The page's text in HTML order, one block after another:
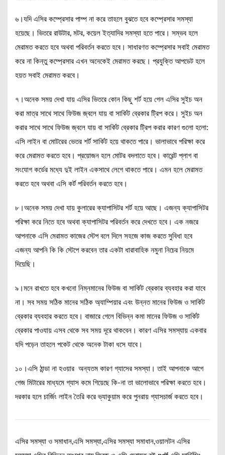
৬।যদি এসির কম্প্রেসার পাম্প না করে তাহলে বুঝতে হবে কম্প্রেসার সমস্যা
হয়েছে। ভিতরে রাউটার, মটর, কয়েল ইত্যাদির সমস্যা হতে পারে। সম্ভব হলে
মেরামত করতে হবে অথবা পরিবর্তন করতে হবে। সাধারণত কম্প্রেসার সবাই মেরামত
করে না কিন্তু কম্প্রেসার এখন অনেকেই মেরামত করছে। প্রযুক্তি আপডেট হলে
হয়ত সবাই মেরামত করবে।
৭।অনেক সময় দেখা যায় এসির ভিতরে কোন কিছু শর্ট হয়ে গেল এসির সুইচ অন
করা মাত্র সাথে সাথে ফিউজ জ্বলে যায় বা সার্কিট ব্রেকার ট্রিপ করে। সুইচ অন
করার সাথে সাথে ফিউজ জ্বলে যায় বা সার্কিট ব্রেকার ট্রিপ করার কারণ গুলো হলো:
এসি লাইন বা মোটরের ভেতর শর্ট সার্কিট হয়ে থাকতে পারে। ভালাভাবে পরিক্ষা করে
করে মেরামত করতে হবে। প্রয়োজন হলে মোটর বদলাতে হবে। কারেন্ট প্লাগ বা
সংযোগ কর্ডের মধ্যে দুই লাইন একসাথে লেগে থাকতে পারে। এমন হলে মেরামত
করতে হবে অথবা এসি কর্ট পরিবর্তন করতে হবে।
৮।অনেক সময় দেখা যায় কুলারের ক্যাপাসিটর শর্ট হয়ে আছে। এজন্য ক্যাপাসিটর
পরিক্ষা করে নিতে হবে অথবা ক্যাপাসিটর পরিবর্তন করে দেখতে হবে। এক নজরে
আপনাকে এসি মেরামত কাজের স্টেপ বলে দিলে সহজে কাজ করতে সুবিধা হবে
এজন্য আপনি কি কি স্টেপে করবেন তার একটা ধারাবাহিক নমুনা নিচের নিয়মে
দিয়েছি।
৯।মনে রাখতে হবে কখনো নিম্নমানের ফিউজ বা সার্কিট ব্রেকার ব্যবহার করা যাবে
না। সব সময় সঠিক মানের সঠিক অ্যাম্পিয়ার এবং উন্নত মানের ফিউজ ও সার্কিট
ব্রেকার ব্যবহার করতে হবে। বাজারে গেলে বিভিন্ন কমা মানের ফিউজ ও সার্কিট
ব্রেকার পাওযায় এসব থেকে সব সময় দূরে থাকবেন। কারণ এসির সমস্যায় একবার
যদি পড়েন তাহলে পকেট থেকে অনেক টাকা ধসে যাবে।
১০।এসি ঠান্ডা না হওয়ার অন্যতম কারণ গ্যাসের সমস্যা। তাই আপনাকে আগে
গেজ মিটারের মাধ্যমে গ্যাস কমে গিয়েছে কি-না তা ভালোভাবে পরিক্ষা করতে হবে।
দরকার হলে চার্জিং লাইন তৈরি করে ভ্যাকুয়াম করে পুনরায় গ্যাসচার্জ করতে হবে।
এসির সমস্যা ও সমাধান,এসি সমস্যা,এসির সমস্যা সমাধান,ওয়ালটন এসির